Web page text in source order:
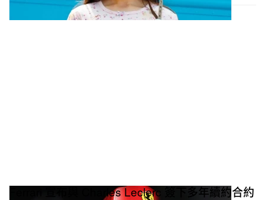
Ferrari 宣布與 Charles Leclerc 簽下多年續約合約